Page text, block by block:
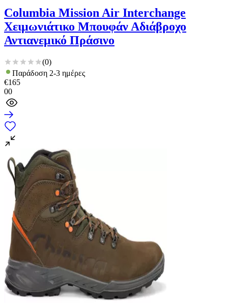
Columbia Mission Air Interchange
Χειμωνιάτικο Μπουφάν Αδιάβροχο
Αντιανεμικό Πράσινο
(0)
Παράδοση 2-3 ημέρες
€165
00